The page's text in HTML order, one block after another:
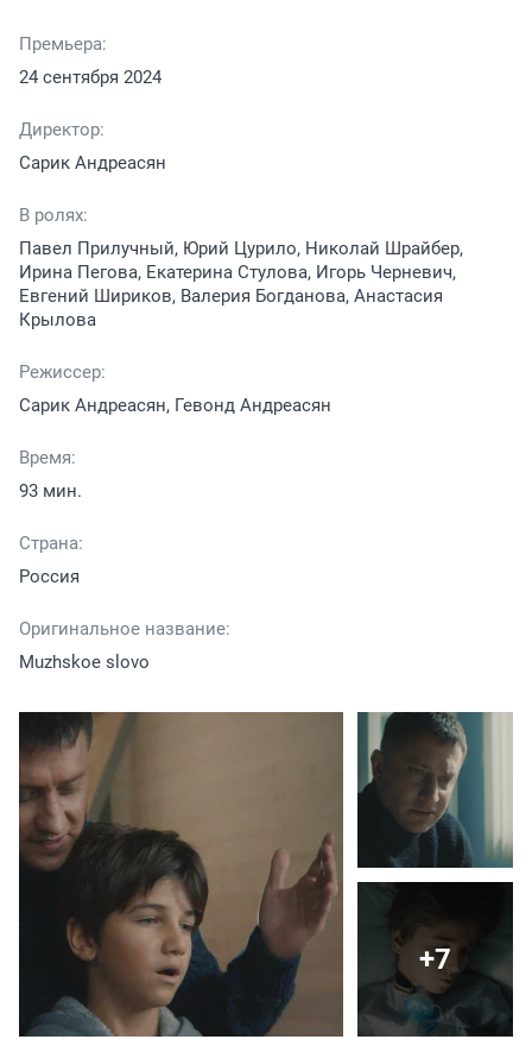
Премьера:
24 сентября 2024
Директор:
Сарик Андреасян
В ролях:
Павел Прилучный, Юрий Цурило, Николай Шрайбер,
Ирина Пегова, Екатерина Стулова, Игорь Черневич,
Евгений Шириков, Валерия Богданова, Анастасия
Крылова
Режиссер:
Сарик Андреасян, Гевонд Андреасян
Время:
93 мин.
Страна:
Россия
Оригинальное название:
Muzhskoe slovo
+7